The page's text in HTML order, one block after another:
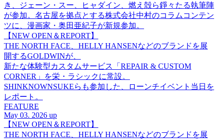
き、ジェーン・スー、ヒャダイン、燃え殻ら錚々たる執筆陣
が参加。名古屋を拠点とする株式会社中村のコラムコンテン
ツに、漫画家・奥田亜紀子が新規参加。
【NEW OPEN＆REPORT】
THE NORTH FACE、HELLY HANSENなどのブランドを展
開するGOLDWINが、
新たな体験型カスタムサービス「REPAIR & CUSTOM
CORNER」を栄・ラシックに常設。
SHINKNOWNSUKEらも参加した、ローンチイベント当日を
レポート。
FEATURE
May 03. 2026 up
【NEW OPEN＆REPORT】
THE NORTH FACE、HELLY HANSENなどのブランドを展